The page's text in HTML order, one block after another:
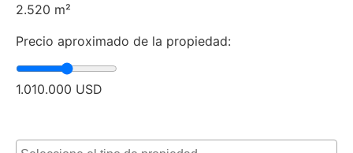
2.520 m²
Precio aproximado de la propiedad:
1.010.000 USD